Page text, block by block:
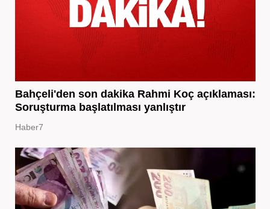
Bahçeli'den son dakika Rahmi Koç açıklaması:
Soruşturma başlatılması yanlıştır
Haber7